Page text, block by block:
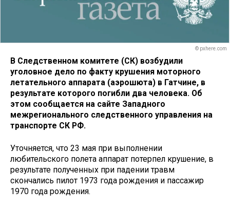
© pxhere.com
В Следственном комитете (СК) возбудили
уголовное дело по факту крушения моторного
летательного аппарата (аэрошюта) в Гатчине, в
результате которого погибли два человека. Об
этом сообщается на сайте Западного
межрегионального следственного управления на
транспорте СК РФ.
Уточняется, что 23 мая при выполнении
любительского полета аппарат потерпел крушение, в
результате полученных при падении травм
скончались пилот 1973 года рождения и пассажир
1970 года рождения.